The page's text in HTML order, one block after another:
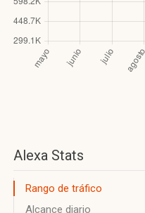
Alexa Stats
Rango de tráfico
Alcance diario